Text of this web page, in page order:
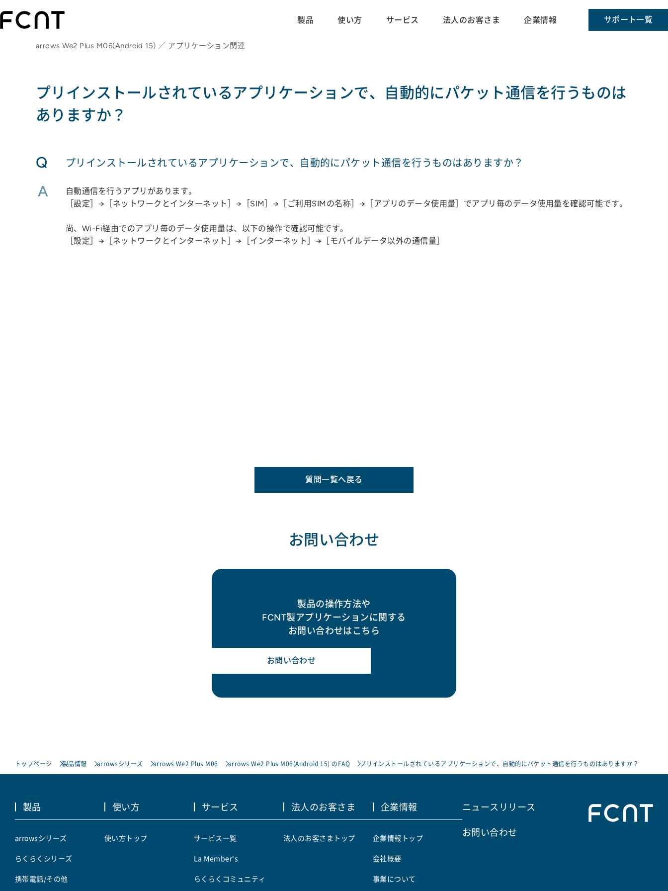
製品 使い方 サービス 法人のお客さま 企業情報 サポート一覧
arrows We2 Plus M06(Android 15) ／ アプリケーション関連
プリインストールされているアプリケーションで、自動的にパケット通信を行うものは
ありますか？
Q プリインストールされているアプリケーションで、自動的にパケット通信を行うものはありますか？
A
自動通信を行うアプリがあります。
［設定］→［ネットワークとインターネット］→［SIM］→［ご利用SIMの名称］→［アプリのデータ使用量］でアプリ毎のデータ使用量を確認可能です。
尚、Wi-Fi経由でのアプリ毎のデータ使用量は、以下の操作で確認可能です。
［設定］→［ネットワークとインターネット］→［インターネット］→［モバイルデータ以外の通信量］
質問一覧へ戻る
お問い合わせ
製品の操作方法や
FCNT製アプリケーションに関する
お問い合わせはこちら
お問い合わせ
トップページ 製品情報 arrowsシリーズ arrows We2 Plus M06 arrows We2 Plus M06(Android 15) のFAQ プリインストールされているアプリケーションで、自動的にパケット通信を行うものはありますか？
製品
arrowsシリーズ
らくらくシリーズ
携帯電話/その他
使い方
使い方トップ
サービス
サービス一覧
La Member's
らくらくコミュニティ
法人のお客さま
法人のお客さまトップ
企業情報
企業情報トップ
会社概要
事業について
ニュースリリース
お問い合わせ